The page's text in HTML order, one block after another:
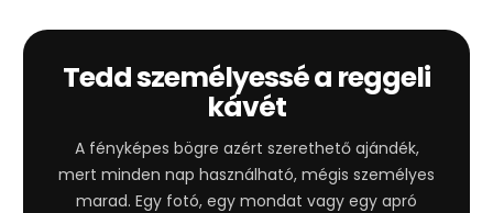
Tedd személyessé a reggeli
kávét
A fényképes bögre azért szerethető ajándék,
mert minden nap használható, mégis személyes
marad. Egy fotó, egy mondat vagy egy apró